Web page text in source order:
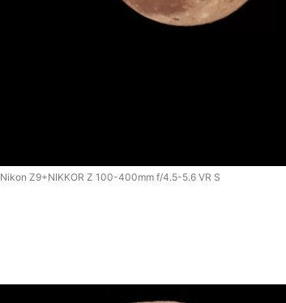
Nikon Z9+NIKKOR Z 100-400mm f/4.5-5.6 VR S